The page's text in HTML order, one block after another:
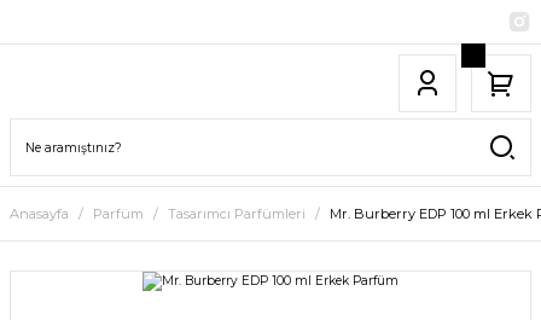
Anasayfa Parfüm Tasarımcı Parfümleri Mr. Burberry EDP 100 ml Erkek